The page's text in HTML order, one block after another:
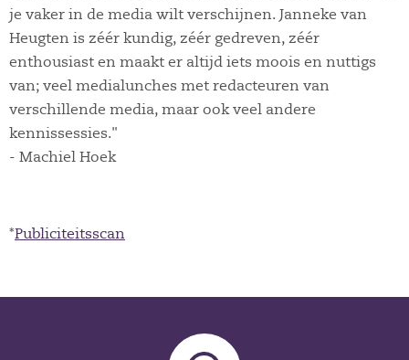
je vaker in de media wilt verschijnen. Janneke van
Heugten is zéér kundig, zéér gedreven, zéér
enthousiast en maakt er altijd iets moois en nuttigs
van; veel medialunches met redacteuren van
verschillende media, maar ook veel andere
kennissessies."
- Machiel Hoek
*Publiciteitsscan